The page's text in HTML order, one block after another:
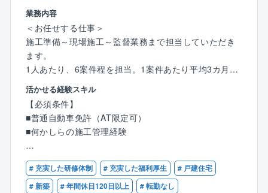
■研究施設に専門特化した国内唯一の建築設計・デザイ
ン事務所。研究開発・イノベーションの分野に特化し
ています
■その専門知識にはクライアントの信頼も厚く、この分
野では大手組織事務所の追随を許さない業界トップク
■企業の研究開発投資は不景気に関係なく着実に伸びて
おり、安定的に年々着実に成長している会社です！
【短期間でキャリア確率できる理由】
＼数字を積み上げられる／
●商談数が多く、最短で経験値を獲得可能
●分業制による高い集中力で、成長スピードが劇的に加
速
●昇格ポストが豊富：1年での所長昇格実績あり
「稼げる」環境に加え、「成長を最大化」できる点が
最大の魅力です。
【入社後の成長ステップ】
入社後は導入研修で業界知識、商品理解、マナーを習
得。
その後2～3カ月は教育担当が提案方法や図面、ローン
手続きまで丁寧に指導します。
業務内容
＜お任せする仕事＞
施工準備～現場施工～監督業務まで担当していただき
ます。
1人あたり、6案件程を担当。1案件あたり平均3カ月～
4カ月程です。
☆時間と年収の両方手に入れたいあなたへ
同社はムリなく働ける環境を徹底整備しています。
実際に同社の施工管理職の月平均残業時間は20時間程
度。
その理由は個人の頑張り頼みではなく、会社全体で
「残業をしない」を徹底しているからです。
活かせる経験スキル
【必須条件】
■普通自動車免許（AT限定可）
■何かしらの施工管理経験
【歓迎条件】
■2級建築施工管理技士以上の資格をお持ちの方
■木造住宅の施工管理のご経験をお持ちの方
# 充実した研修体制 # 充実した福利厚生
# 戸建住宅
# 新築
# 年間休日120日以上 # 転勤なし